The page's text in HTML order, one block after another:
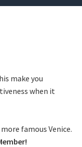
make you
when it
famous Venice.